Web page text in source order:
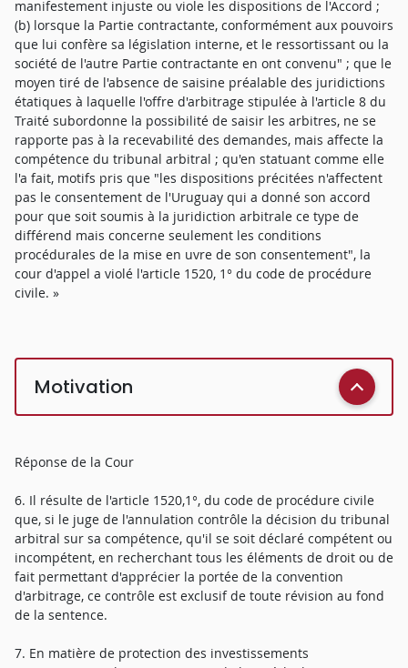
manifestement injuste ou viole les dispositions de l'Accord ;
(b) lorsque la Partie contractante, conformément aux pouvoirs
que lui confère sa législation interne, et le ressortissant ou la
société de l'autre Partie contractante en ont convenu" ; que le
moyen tiré de l'absence de saisine préalable des juridictions
étatiques à laquelle l'offre d'arbitrage stipulée à l'article 8 du
Traité subordonne la possibilité de saisir les arbitres, ne se
rapporte pas à la recevabilité des demandes, mais affecte la
compétence du tribunal arbitral ; qu'en statuant comme elle
l'a fait, motifs pris que "les dispositions précitées n'affectent
pas le consentement de l'Uruguay qui a donné son accord
pour que soit soumis à la juridiction arbitrale ce type de
différend mais concerne seulement les conditions
procédurales de la mise en uvre de son consentement", la
cour d'appel a violé l'article 1520, 1° du code de procédure
civile. »
Motivation
Réponse de la Cour
6. Il résulte de l'article 1520,1°, du code de procédure civile
que, si le juge de l'annulation contrôle la décision du tribunal
arbitral sur sa compétence, qu'il se soit déclaré compétent ou
incompétent, en recherchant tous les éléments de droit ou de
fait permettant d'apprécier la portée de la convention
d'arbitrage, ce contrôle est exclusif de toute révision au fond
de la sentence.
7. En matière de protection des investissements